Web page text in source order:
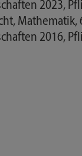
2023,
Mathematik,
2016,